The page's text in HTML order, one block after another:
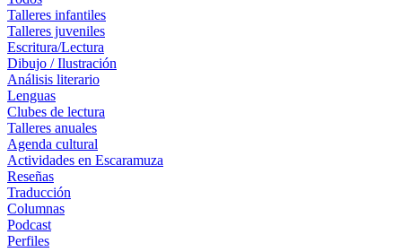
Talleres infantiles
Talleres juveniles
Escritura/Lectura
Dibujo / Ilustración
Análisis literario
Lenguas
Clubes de lectura
Talleres anuales
Agenda cultural
Actividades en Escaramuza
Reseñas
Traducción
Columnas
Podcast
Perfiles